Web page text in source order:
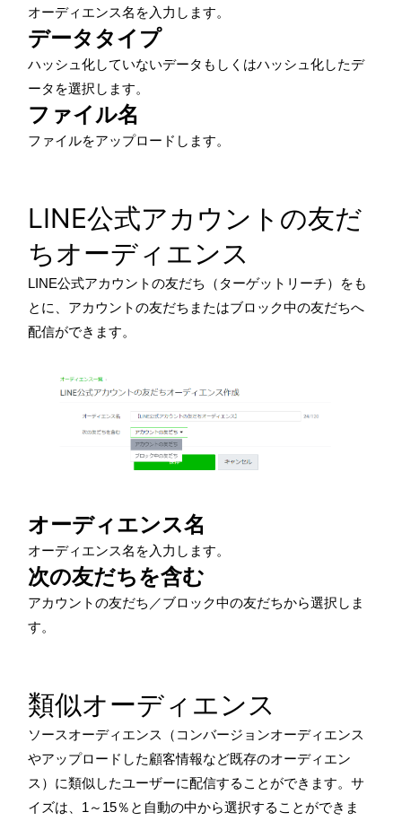
オーディエンス名を入力します。
データタイプ
ハッシュ化していないデータもしくはハッシュ化したデ
ータを選択します。
ファイル名
ファイルをアップロードします。
LINE公式アカウントの友だ
ちオーディエンス
LINE公式アカウントの友だち（ターゲットリーチ）をも
とに、アカウントの友だちまたはブロック中の友だちへ
配信ができます。
オーディエンス名
オーディエンス名を入力します。
次の友だちを含む
アカウントの友だち／ブロック中の友だちから選択しま
す。
類似オーディエンス
ソースオーディエンス（コンバージョンオーディエンス
やアップロードした顧客情報など既存のオーディエン
ス）に類似したユーザーに配信することができます。サ
イズは、 1～ 15％と自動の中から選択することができま